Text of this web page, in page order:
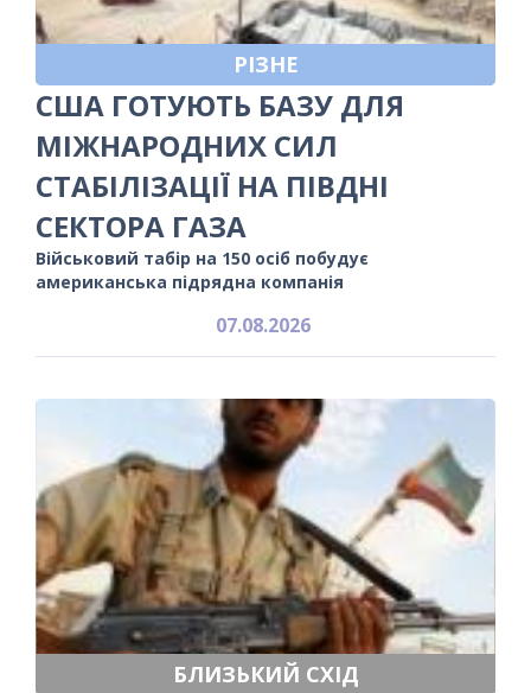
РІЗНЕ
США ГОТУЮТЬ БАЗУ ДЛЯ
МІЖНАРОДНИХ СИЛ
СТАБІЛІЗАЦІЇ НА ПІВДНІ
СЕКТОРА ГАЗА
Військовий табір на 150 осіб побудує
американська підрядна компанія
07.08.2026
БЛИЗЬКИЙ СХІД